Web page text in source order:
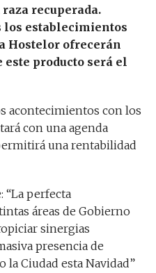
recuperada.
los establecimientos
Hostelor ofrecerán
este producto será el
acontecimientos con los
con una agenda
una rentabilidad
“La perfecta
áreas de Gobierno
sinergias
presencia de
la Ciudad esta Navidad”